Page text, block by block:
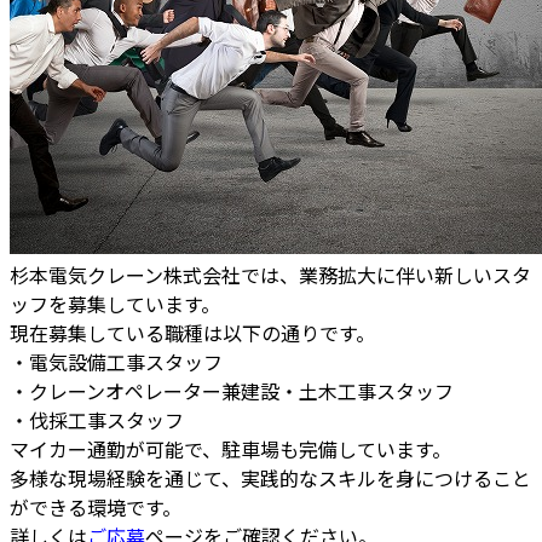
杉本電気クレーン株式会社では、業務拡大に伴い新しいスタ
ッフを募集しています。
現在募集している職種は以下の通りです。
・電気設備工事スタッフ
・クレーンオペレーター兼建設・土木工事スタッフ
・伐採工事スタッフ
マイカー通勤が可能で、駐車場も完備しています。
多様な現場経験を通じて、実践的なスキルを身につけること
ができる環境です。
詳しくはご応募ページをご確認ください。